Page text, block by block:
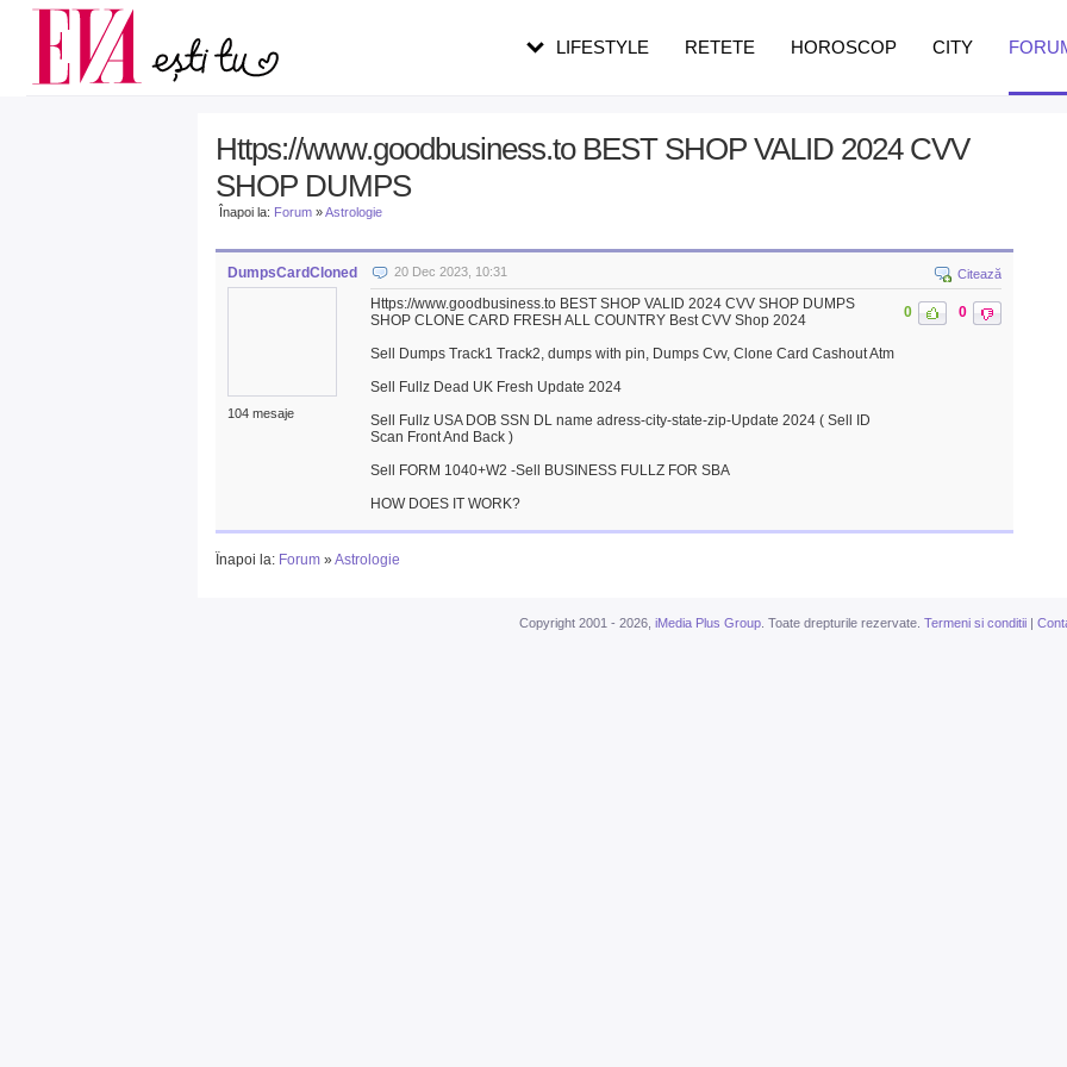
LIFESTYLE RETETE HOROSCOP CITY
Carieră
Actualitate
Https://www.goodbusiness.to BEST SHOP VALID 2024 CVV
SHOP DUMPS
Înapoi la: Forum »Astrologie
DumpsCardCloned
104 mesaje
20 Dec 2023, 10:31 Citează
0 0
Https://www.goodbusiness.to BEST SHOP VALID 2024 CVV SHOP DUMPS
SHOP CLONE CARD FRESH ALL COUNTRY Best CVV Shop 2024
Sell Dumps Track1 Track2, dumps with pin, Dumps Cvv, Clone Card Cashout Atm
Sell Fullz Dead UK Fresh Update 2024
Sell Fullz USA DOB SSN DL name adress-city-state-zip-Update 2024 ( Sell ID
Scan Front And Back )
Sell FORM 1040+W2 -Sell BUSINESS FULLZ FOR SBA
HOW DOES IT WORK?
Înapoi la: Forum »Astrologie
Copyright 2001 - 2026, iMedia Plus Group. Toate drepturile rezervate. Termeni si conditii |